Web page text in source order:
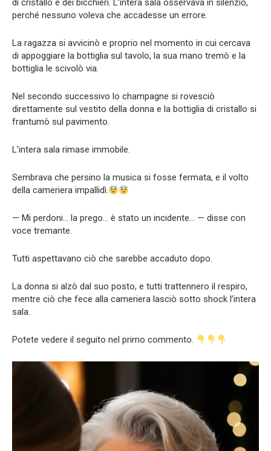
di cristallo e dei bicchieri. L’intera sala osservava in silenzio,
perché nessuno voleva che accadesse un errore.
La ragazza si avvicinò e proprio nel momento in cui cercava
di appoggiare la bottiglia sul tavolo, la sua mano tremò e la
bottiglia le scivolò via.
Nel secondo successivo lo champagne si rovesciò
direttamente sul vestito della donna e la bottiglia di cristallo si
frantumò sul pavimento.
L’intera sala rimase immobile.
Sembrava che persino la musica si fosse fermata, e il volto
della cameriera impallidì.
— Mi perdoni… la prego… è stato un incidente… — disse con
voce tremante.
Tutti aspettavano ciò che sarebbe accaduto dopo.
La donna si alzò dal suo posto, e tutti trattennero il respiro,
mentre ciò che fece alla cameriera lasciò sotto shock l’intera
sala.
Potete vedere il seguito nel primo commento.